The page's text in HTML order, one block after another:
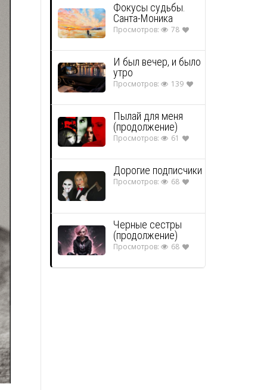
Фокусы судьбы.
Санта-Моника
Просмотров: 78
И был вечер, и было
утро
Просмотров: 139
Пылай для меня
(продолжение)
Просмотров: 61
Дорогие подписчики
Просмотров: 68
Черные сестры
(продолжение)
Просмотров: 68